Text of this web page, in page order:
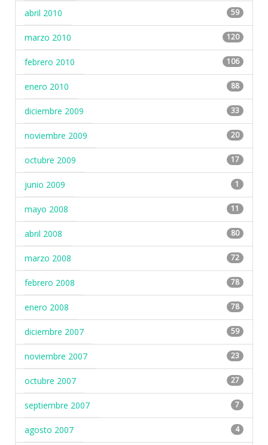
abril 2010 59
marzo 2010 120
febrero 2010 106
enero 2010 88
diciembre 2009 33
noviembre 2009 20
octubre 2009 17
junio 2009 1
mayo 2008 11
abril 2008 80
marzo 2008 72
febrero 2008 78
enero 2008 78
diciembre 2007 59
noviembre 2007 23
octubre 2007 27
septiembre 2007 7
agosto 2007 4